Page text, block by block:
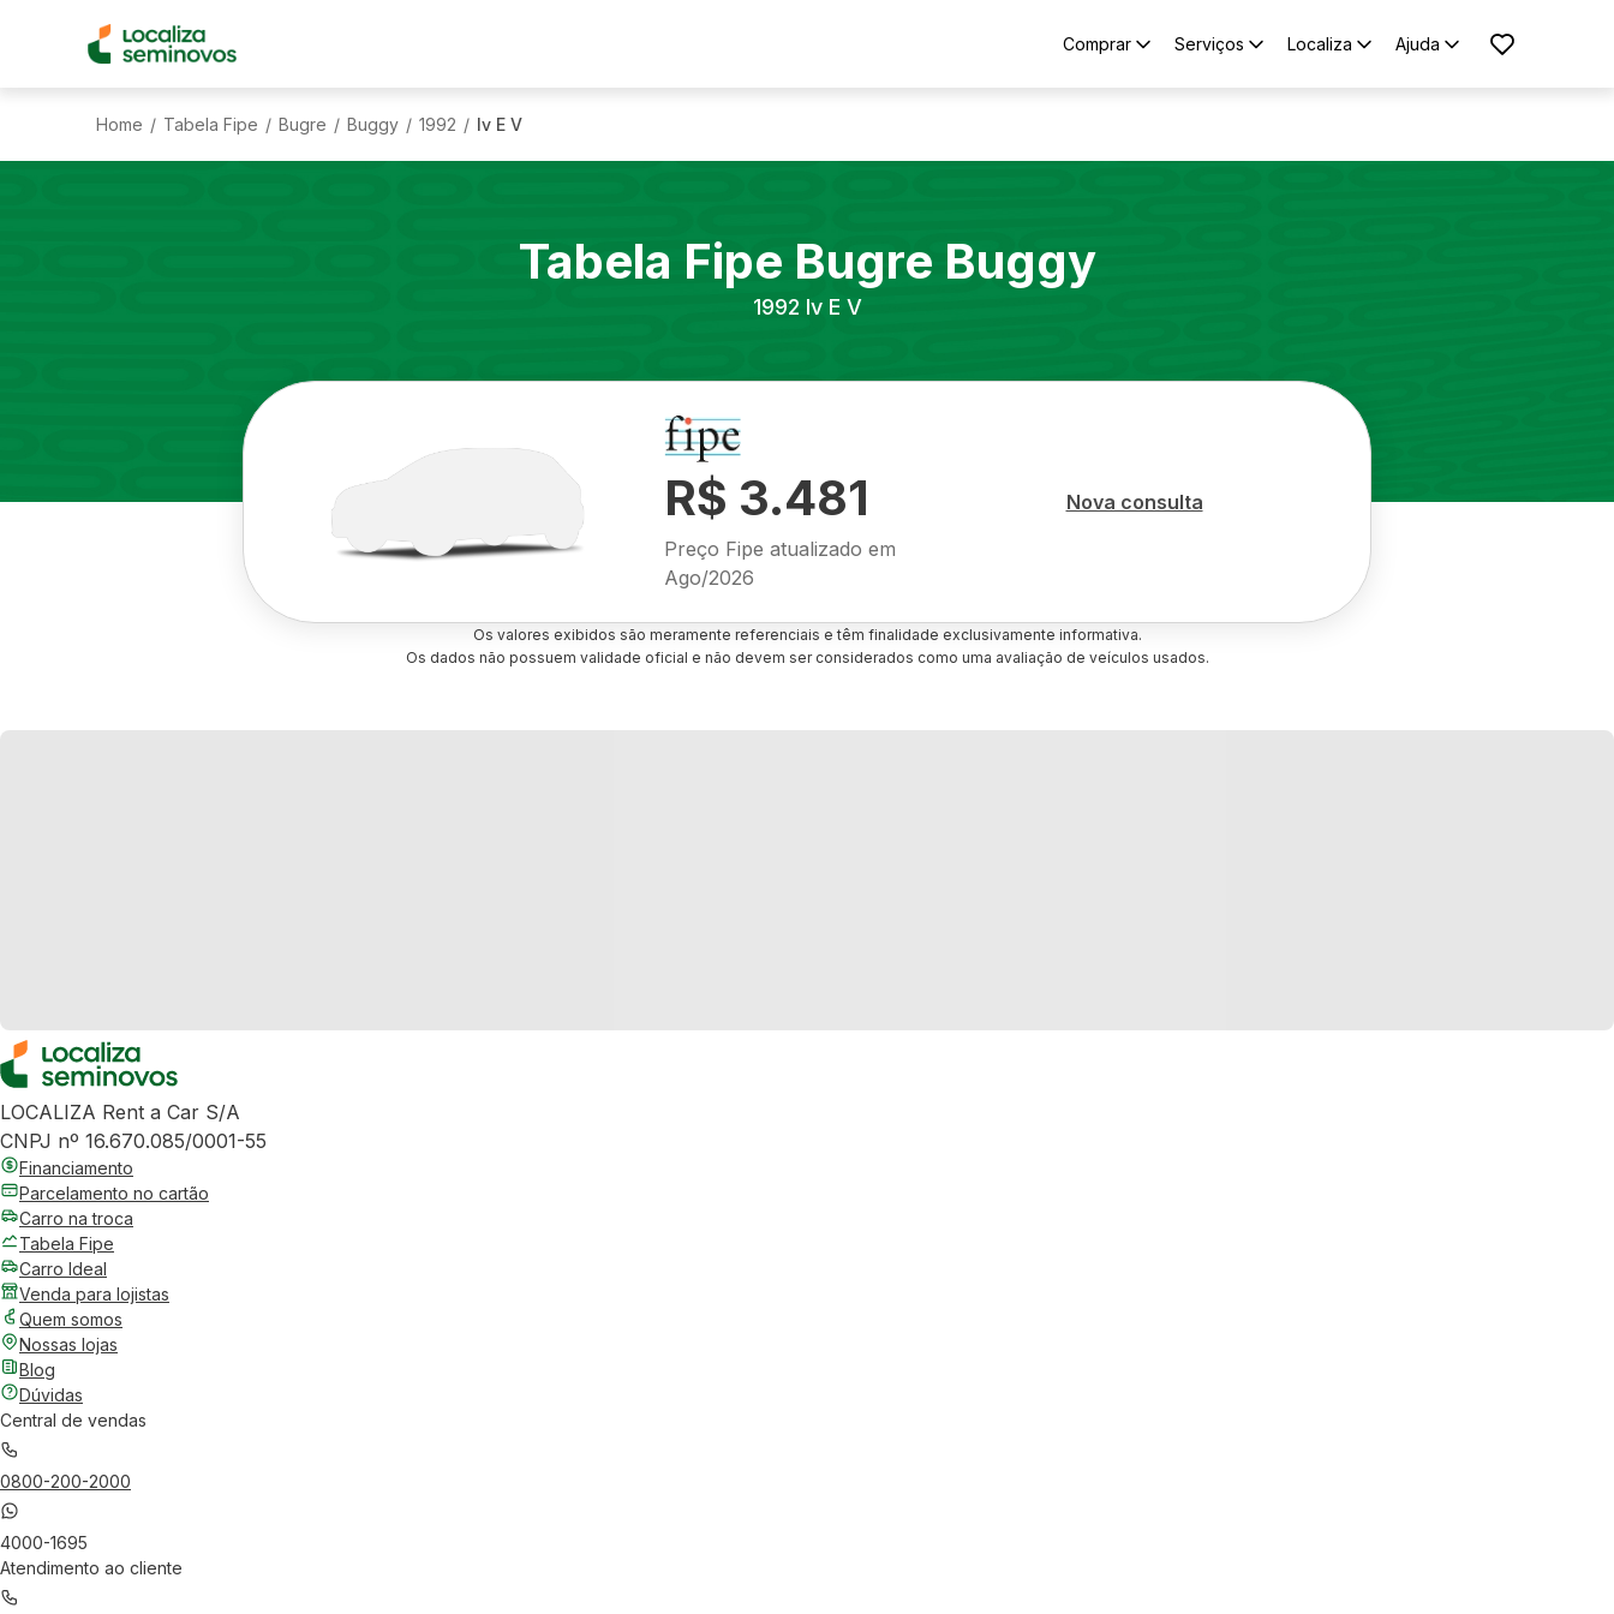
Comprar Serviços Localiza Ajuda
Home / Tabela Fipe / Bugre / Buggy / 1992 / Iv E V
Tabela Fipe Bugre Buggy
1992 Iv E V
R$ 3.481
Preço Fipe atualizado em
Ago/2026
Nova consulta
Os valores exibidos são meramente referenciais e têm finalidade exclusivamente informativa.
Os dados não possuem validade oficial e não devem ser considerados como uma avaliação de veículos usados.
LOCALIZA Rent a Car S/A
CNPJ nº 16.670.085/0001-55
Financiamento
Parcelamento no cartão
Carro na troca
Tabela Fipe
Carro Ideal
Venda para lojistas
Quem somos
Nossas lojas
Blog
Dúvidas
Central de vendas
0800-200-2000
4000-1695
Atendimento ao cliente